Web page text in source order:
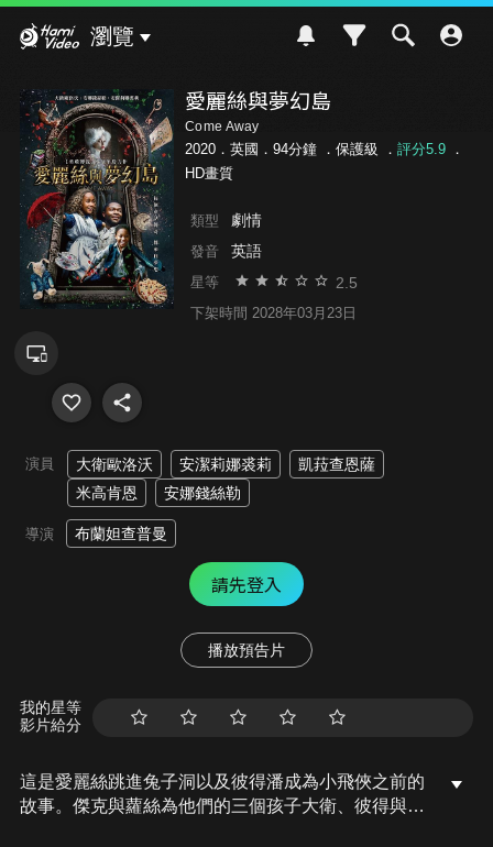
瀏覽
愛麗絲與夢幻島
Come Away
2020．英國．94分鐘 ． 保護級 ． 評分5.9．
HD畫質
類型 劇情
發音 英語
星等 2.5
下架時間 2028年03月23日
演員 大衛歐洛沃 安潔莉娜裘莉
凱菈查恩薩
米高肯恩
安娜錢絲勒
導演 布蘭妲查普曼
請先登入
播放預告片
我的星等
影片給分
這是愛麗絲跳進兔子洞以及彼得潘成為小飛俠之前的
故事。傑克與蘿絲為他們的三個孩子大衛、彼得與愛